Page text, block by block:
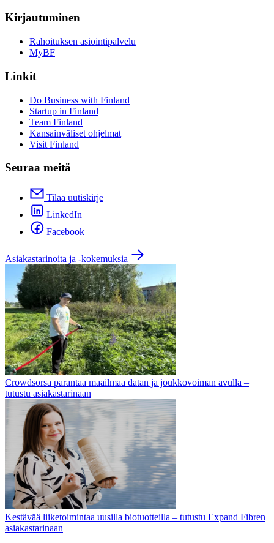
Kirjautuminen
Rahoituksen asiointipalvelu
MyBF
Linkit
Do Business with Finland
Startup in Finland
Team Finland
Kansainväliset ohjelmat
Visit Finland
Seuraa meitä
Tilaa uutiskirje
LinkedIn
Facebook
Asiakastarinoita ja -kokemuksia
Crowdsorsa parantaa maailmaa datan ja joukkovoiman avulla –
tutustu asiakastarinaan
Kestävää liiketoimintaa uusilla biotuotteilla – tutustu Expand Fibren
asiakastarinaan